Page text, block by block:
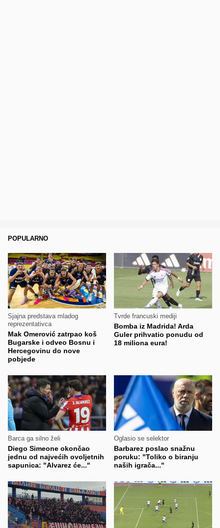
POPULARNO
Sjajna predstava mladog
reprezentativca
Mak Omerović zatrpao koš
Bugarske i odveo Bosnu i
Hercegovinu do nove
pobjede
Tvrde francuski mediji
Bomba iz Madrida! Arda
Guler prihvatio ponudu od
18 miliona eura!
Barca ga silno želi
Diego Simeone okončao
jednu od najvećih ovoljetnih
sapunica: "Alvarez će..."
Oglasio se selektor
Barbarez poslao snažnu
poruku: "Toliko o biranju
naših igrača..."